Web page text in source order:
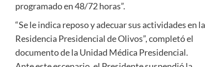
programado en 48/72 horas”.
“Se le indica reposo y adecuar sus actividades en la
Residencia Presidencial de Olivos”, completó el
documento de la Unidad Médica Presidencial.